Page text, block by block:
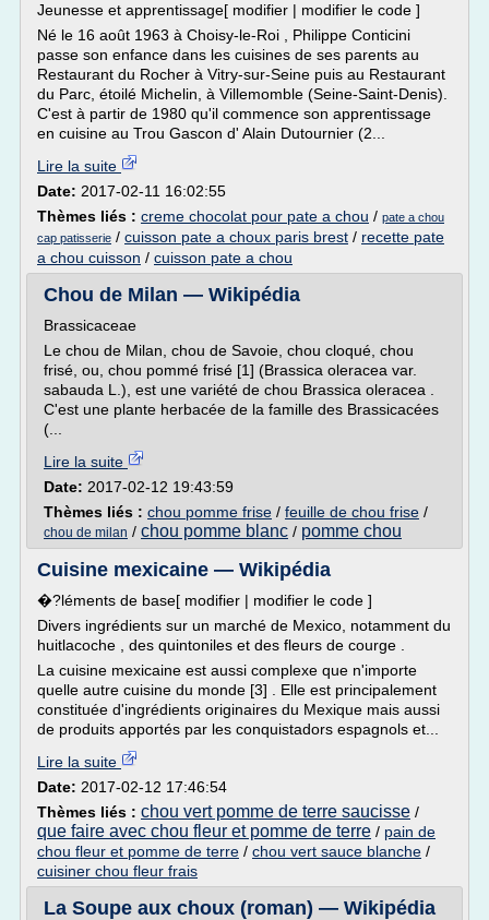
Jeunesse et apprentissage[ modifier | modifier le code ]
Né le 16 août 1963 à Choisy-le-Roi , Philippe Conticini
passe son enfance dans les cuisines de ses parents au
Restaurant du Rocher à Vitry-sur-Seine puis au Restaurant
du Parc, étoilé Michelin, à Villemomble (Seine-Saint-Denis).
C'est à partir de 1980 qu'il commence son apprentissage
en cuisine au Trou Gascon d' Alain Dutournier (2...
Lire la suite
Date: 2017-02-11 16:02:55
Thèmes liés : creme chocolat pour pate a chou / pate a chou
cap patisserie / cuisson pate a choux paris brest / recette pate
a chou cuisson / cuisson pate a chou
Chou de Milan — Wikipédia
Brassicaceae
Le chou de Milan, chou de Savoie, chou cloqué, chou
frisé, ou, chou pommé frisé [1] (Brassica oleracea var.
sabauda L.), est une variété de chou Brassica oleracea .
C'est une plante herbacée de la famille des Brassicacées
(...
Lire la suite
Date: 2017-02-12 19:43:59
Thèmes liés : chou pomme frise / feuille de chou frise /
chou de milan / chou pomme blanc / pomme chou
Cuisine mexicaine — Wikipédia
�?léments de base[ modifier | modifier le code ]
Divers ingrédients sur un marché de Mexico, notamment du
huitlacoche , des quintoniles et des fleurs de courge .
La cuisine mexicaine est aussi complexe que n'importe
quelle autre cuisine du monde [3] . Elle est principalement
constituée d'ingrédients originaires du Mexique mais aussi
de produits apportés par les conquistadors espagnols et...
Lire la suite
Date: 2017-02-12 17:46:54
Thèmes liés : chou vert pomme de terre saucisse /
que faire avec chou fleur et pomme de terre / pain de
chou fleur et pomme de terre / chou vert sauce blanche /
cuisiner chou fleur frais
La Soupe aux choux (roman) — Wikipédia